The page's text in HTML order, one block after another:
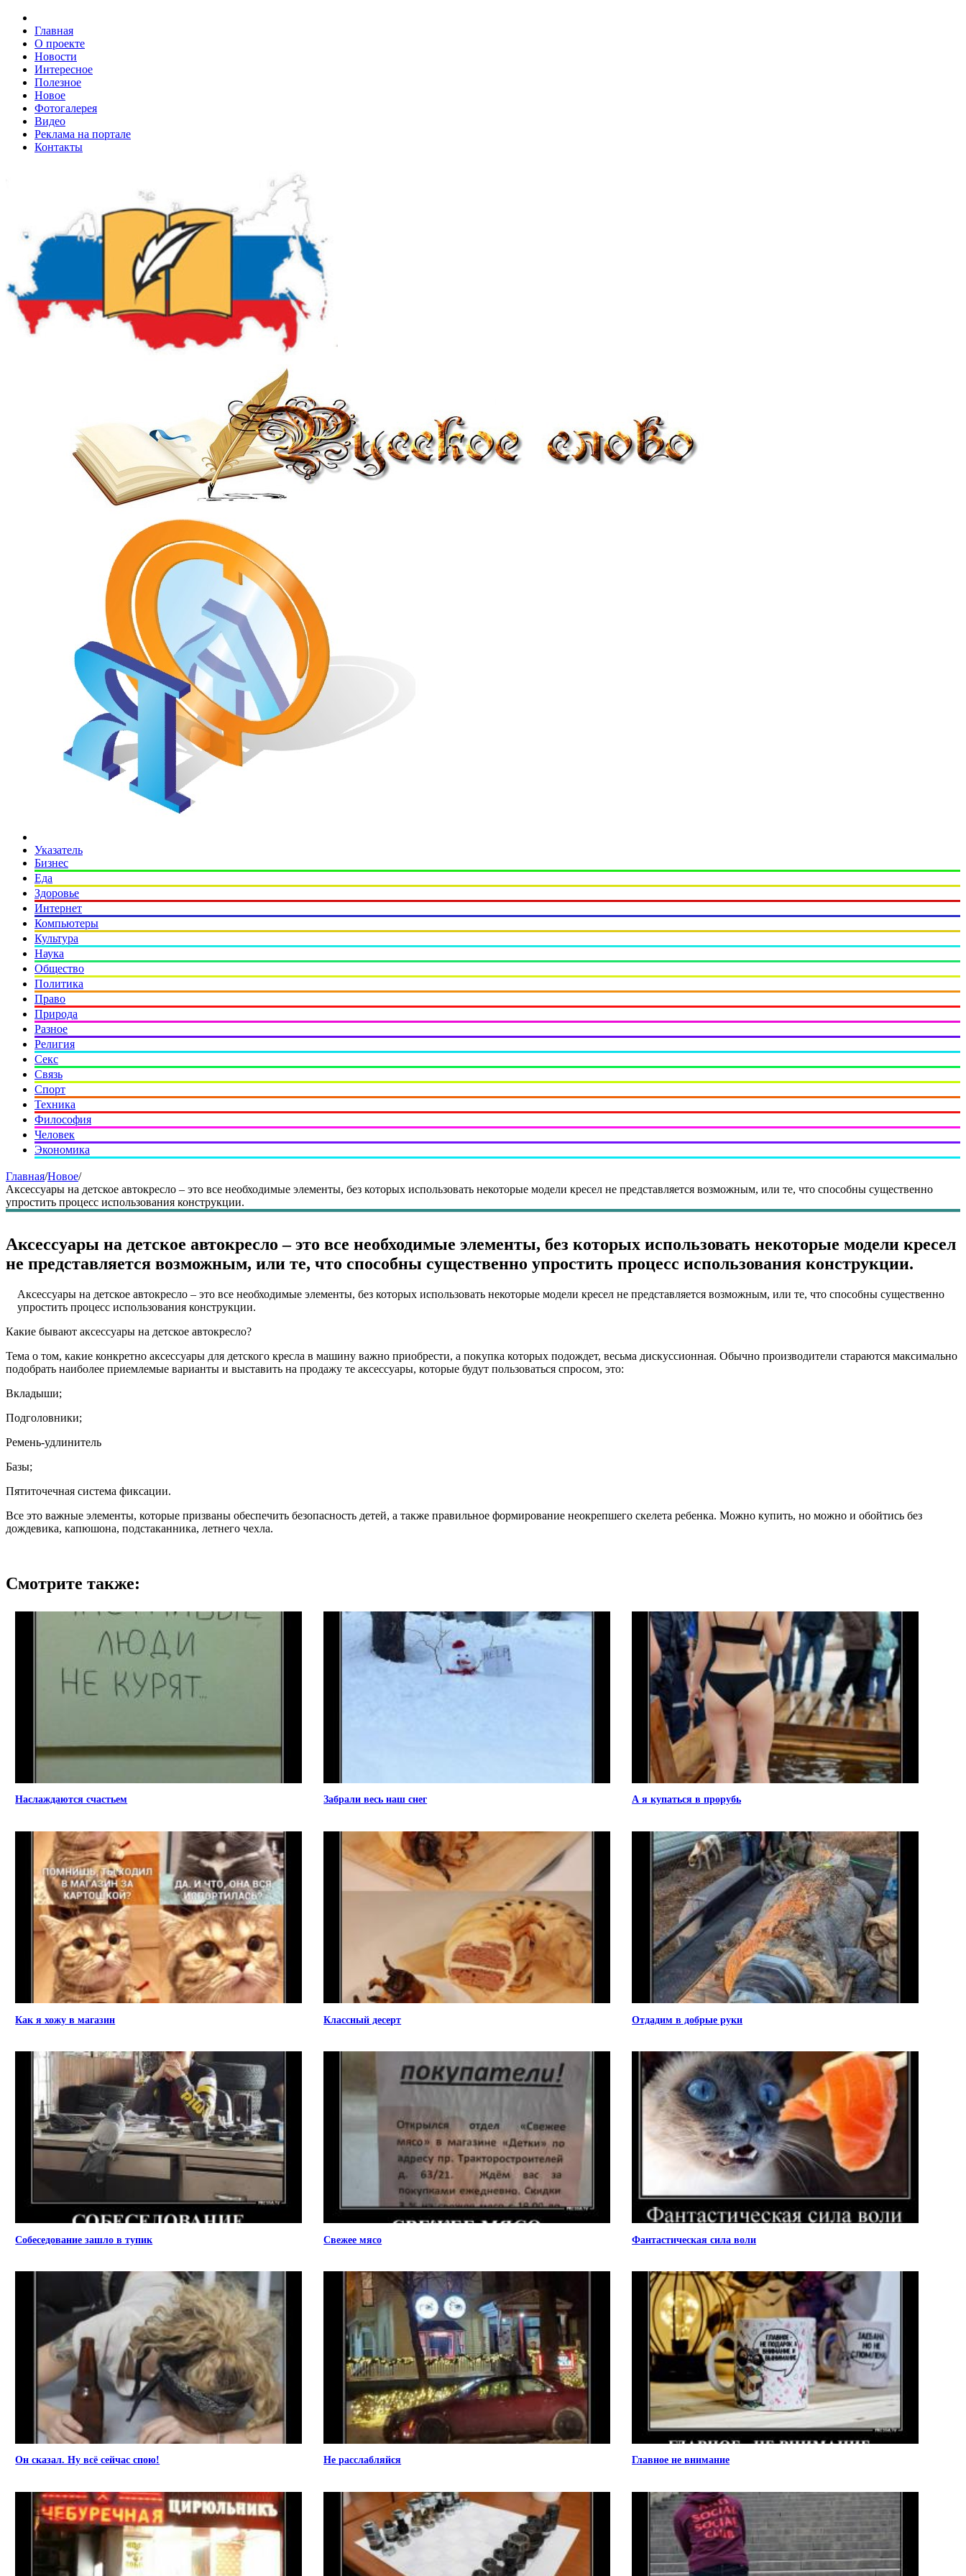
Главная
О проекте
Новости
Интересное
Полезное
Новое
Фотогалерея
Видео
Реклама на портале
Контакты
Указатель
Бизнес
Еда
Здоровье
Интернет
Компьютеры
Культура
Наука
Общество
Политика
Право
Природа
Разное
Религия
Секс
Связь
Спорт
Техника
Философия
Человек
Экономика
Главная/Новое/
Аксессуары на детское автокресло – это все необходимые элементы, без которых использовать некоторые модели кресел не представляется возможным, или те, что способны существенно
упростить процесс использования конструкции.
Аксессуары на детское автокресло – это все необходимые элементы, без которых использовать некоторые модели кресел
не представляется возможным, или те, что способны существенно упростить процесс использования конструкции.
Аксессуары на детское автокресло – это все необходимые элементы, без которых использовать некоторые модели кресел не представляется возможным, или те, что способны существенно
упростить процесс использования конструкции.
Какие бывают аксессуары на детское автокресло?
Тема о том, какие конкретно аксессуары для детского кресла в машину важно приобрести, а покупка которых подождет, весьма дискуссионная. Обычно производители стараются максимально
подобрать наиболее приемлемые варианты и выставить на продажу те аксессуары, которые будут пользоваться спросом, это:
Вкладыши;
Подголовники;
Ремень-удлинитель
Базы;
Пятиточечная система фиксации.
Все это важные элементы, которые призваны обеспечить безопасность детей, а также правильное формирование неокрепшего скелета ребенка. Можно купить, но можно и обойтись без
дождевика, капюшона, подстаканника, летнего чехла.
Смотрите также:
Наслаждаются счастьем Забрали весь наш снег А я купаться в прорубь
Как я хожу в магазин Классный десерт Отдадим в добрые руки
Собеседование зашло в тупик Свежее мясо Фантастическая сила воли
Он сказал. Ну всё сейчас спою! Не расслабляйся Главное не внимание